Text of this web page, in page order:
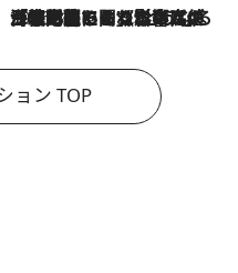
2026.8.3
「住宅建てられない…」「サーチャージ料の高値が続いている」ホルムズ海峡封鎖による影響はいつまで続く？《エネルギー専門家に聞く“どうなる日本の暮らし”》
ョン TOP